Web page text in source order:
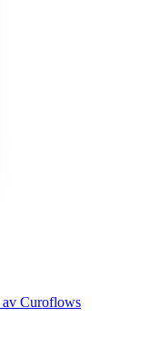
av Curoflows